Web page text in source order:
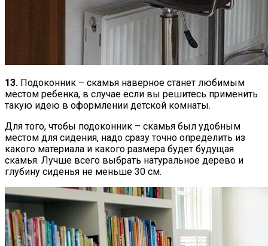
13. Подоконник – скамья наверное станет любимым
местом ребенка, в случае если вы решитесь применить
такую идею в оформлении детской комнаты.
Для того, чтобы подоконник – скамья был удобным
местом для сидения, надо сразу точно определить из
какого материала и какого размера будет будущая
скамья. Лучше всего выбрать натуральное дерево и
глубину сиденья не меньше 30 см.